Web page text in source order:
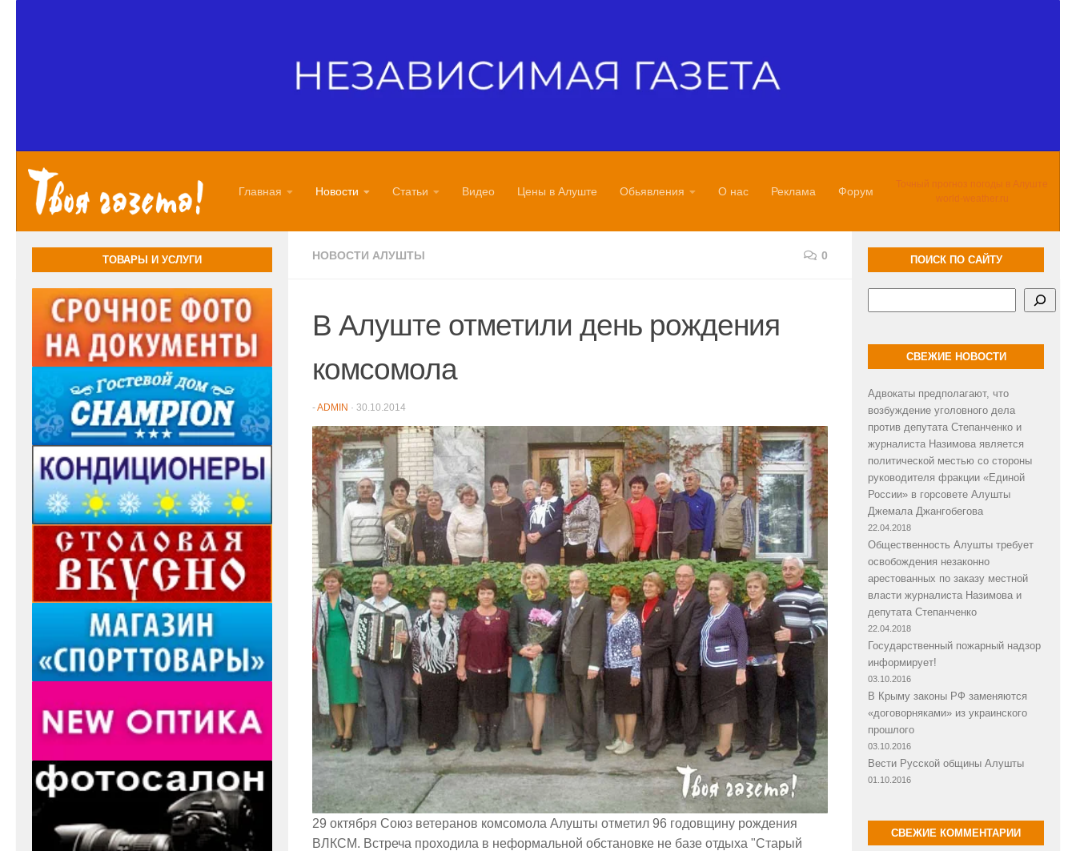
Главная Новости Статьи Видео Цены в Алуште Обьявления О нас Реклама Форум
Точный прогноз погоды в Алуште
world-weather.ru
НОВОСТИ АЛУШТЫ 0
В Алуште отметили день рождения
комсомола
-ADMIN · 30.10.2014
29 октября Союз ветеранов комсомола Алушты отметил 96 годовщину рождения
ВЛКСМ. Встреча проходила в неформальной обстановке не базе отдыха "Старый
ТОВАРЫ И УСЛУГИ ПОИСК ПО САЙТУ
СВЕЖИЕ НОВОСТИ
Адвокаты предполагают, что
возбуждение уголовного дела
против депутата Степанченко и
журналиста Назимова является
политической местью со стороны
руководителя фракции «Единой
России» в горсовете Алушты
Джемала Джангобегова
22.04.2018
Общественность Алушты требует
освобождения незаконно
арестованных по заказу местной
власти журналиста Назимова и
депутата Степанченко
22.04.2018
Государственный пожарный надзор
информирует!
03.10.2016
В Крыму законы РФ заменяются
«договорняками» из украинского
прошлого
03.10.2016
Вести Русской общины Алушты
01.10.2016
СВЕЖИЕ КОММЕНТАРИИ